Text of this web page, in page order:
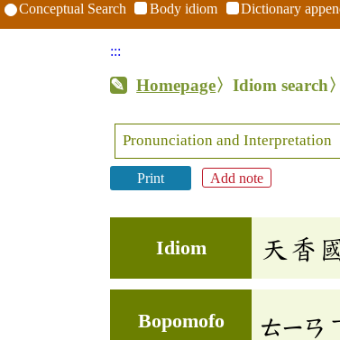
Conceptual Search Body idiom Dictionary
:::
Homepage〉Idiom search
Pronunciation and Interpretation
Print Add note
Idiom 天香
Bopomofo ㄊㄧㄢ